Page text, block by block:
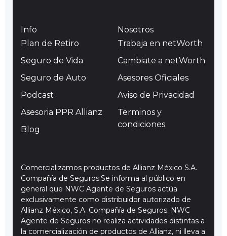
Info
Plan de Retiro
Seguro de Vida
Seguro de Auto
Podcast
Asesoria PPR Allianz
Blog
Nosotros
Trabaja en netWorth
Cambiate a netWorth
Asesores Oficiales
Aviso de Privacidad
Terminos y
condiciones
Comercializamos productos de Allianz México S.A.
Compañía de Seguros.Se informa al público en
general que NWC Agente de Seguros actúa
exclusivamente como distribuidor autorizado de
Allianz México, S.A. Compañía de Seguros. NWC
Agente de Seguros no realiza actividades distintas a
la comercialización de productos de Allianz, ni lleva a